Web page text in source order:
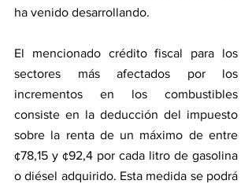
ha venido desarrollando.
El mencionado crédito fiscal para los
sectores más afectados por los
incrementos en los combustibles
consiste en la deducción del impuesto
sobre la renta de un máximo de entre
¢78,15 y ¢92,4 por cada litro de gasolina
o diésel adquirido. Esta medida se podrá